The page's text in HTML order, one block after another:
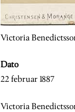
Victoria
Dato
22 februar 1887
Victoria